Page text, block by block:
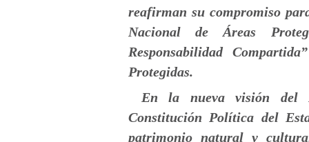
reafirman su compromiso
Nacional de Áreas
Responsabilidad
Protegidas.
En la nueva visión del
Constitución Política del
patrimonio natural y